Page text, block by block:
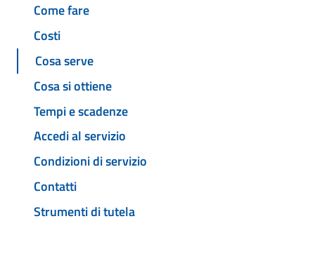
Come fare
Costi
Cosa serve
Cosa si ottiene
Tempi e scadenze
Accedi al servizio
Condizioni di servizio
Contatti
Strumenti di tutela